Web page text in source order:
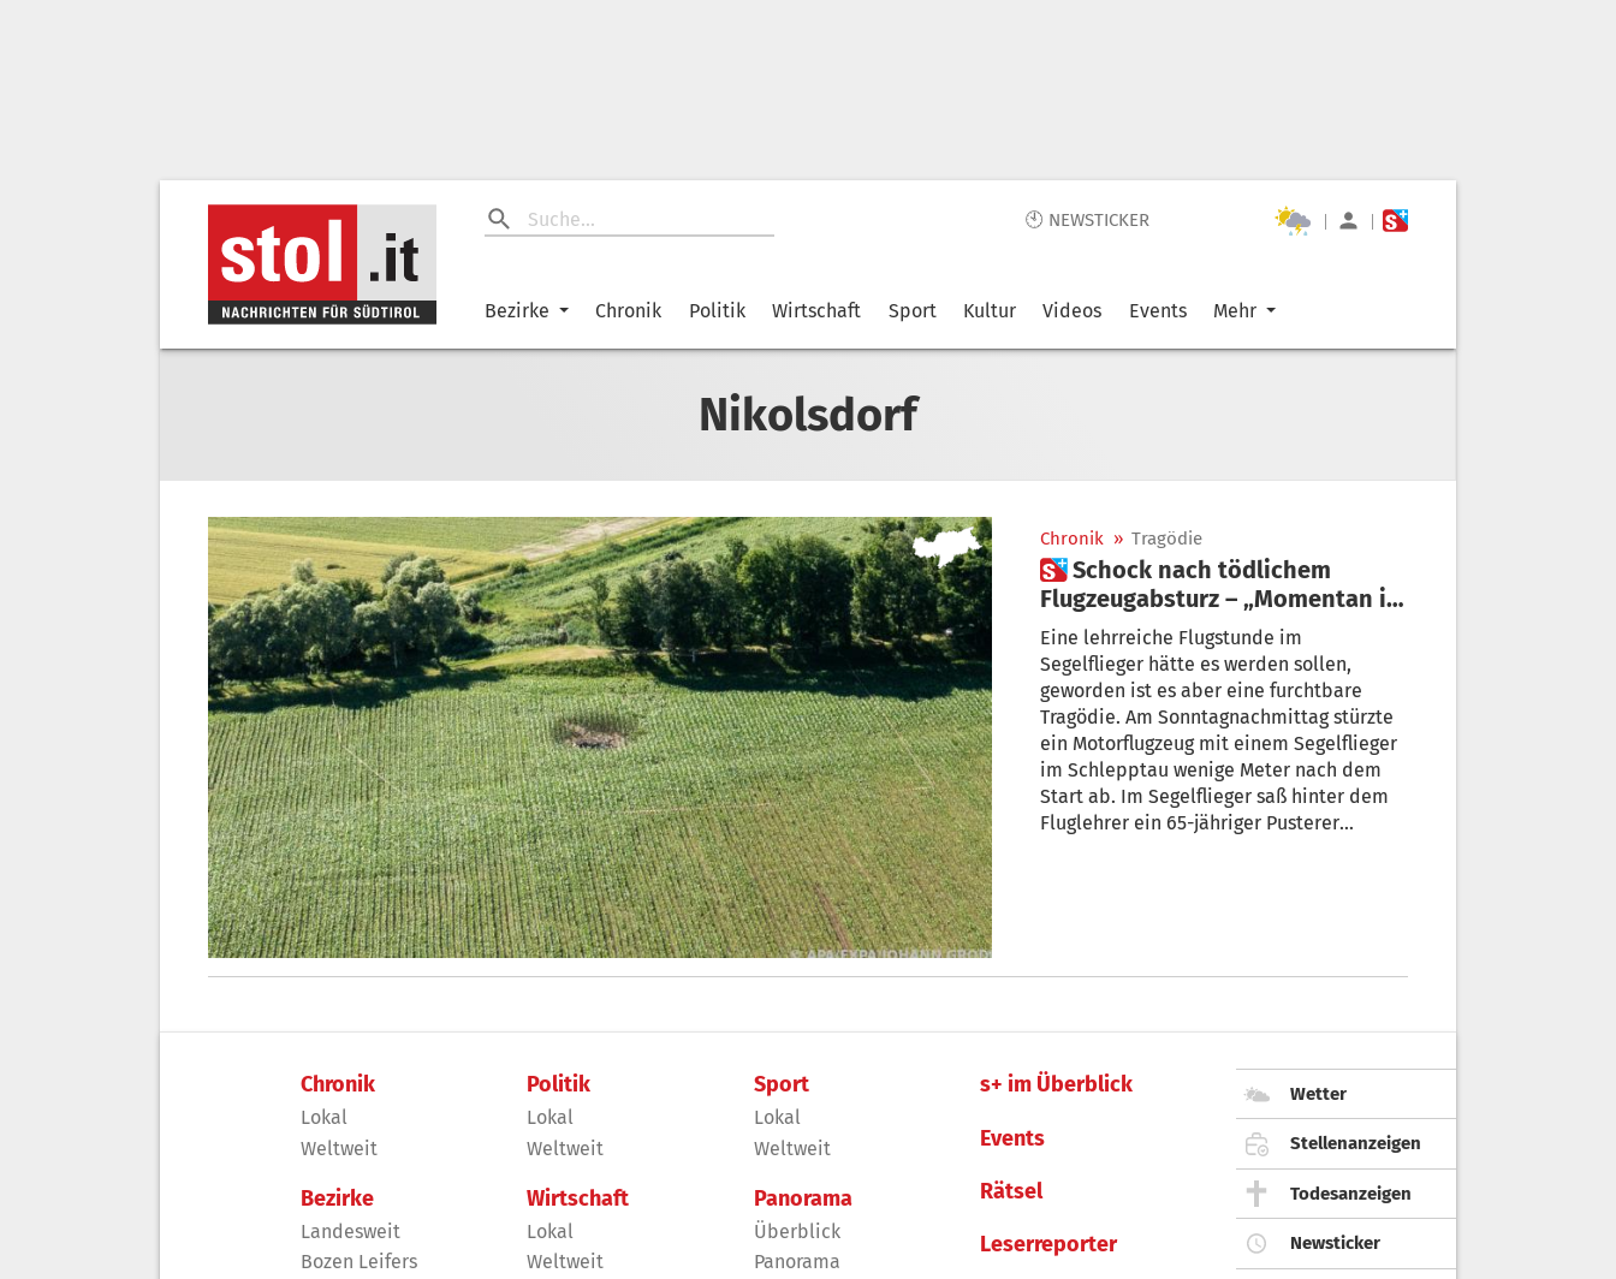
🕙 NEWSTICKER | |
Bezirke Chronik Politik Wirtschaft Sport Kultur Videos Events Mehr
Nikolsdorf
Chronik » Tragödie
 Schock nach tödlichem
Flugzeugabsturz – „Momentan ist
es der Horror“
Eine lehrreiche Flugstunde im
Segelflieger hätte es werden sollen,
geworden ist es aber eine furchtbare
Tragödie. Am Sonntagnachmittag stürzte
ein Motorflugzeug mit einem Segelflieger
im Schlepptau wenige Meter nach dem
Start ab. Im Segelflieger saß hinter dem
Fluglehrer ein 65-jähriger Pusterer
Chronik
Lokal
Weltweit
Bezirke
Landesweit
Bozen Leifers
Politik
Lokal
Weltweit
Wirtschaft
Lokal
Weltweit
Sport
Lokal
Weltweit
Panorama
Überblick
Panorama
s+ im Überblick
Events
Rätsel
Leserreporter
Wetter
Stellenanzeigen
Todesanzeigen
Newsticker